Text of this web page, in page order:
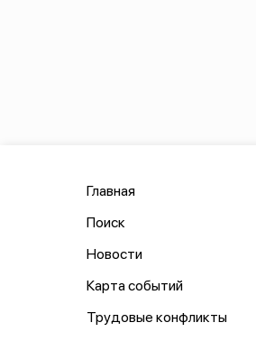
Главная
Поиск
Новости
Карта событий
Трудовые конфликты